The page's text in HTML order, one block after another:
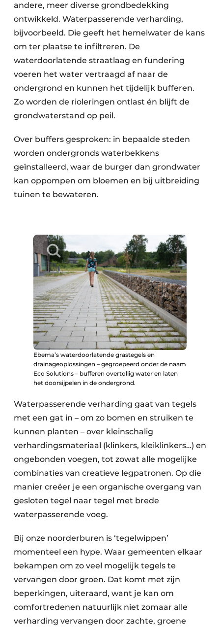
andere, meer diverse grondbedekking
ontwikkeld. Waterpasserende verharding,
bijvoorbeeld. Die geeft het hemelwater de kans
om ter plaatse te infiltreren. De
waterdoorlatende straatlaag en fundering
voeren het water vertraagd af naar de
ondergrond en kunnen het tijdelijk bufferen.
Zo worden de rioleringen ontlast én blijft de
grondwaterstand op peil.
Over buffers gesproken: in bepaalde steden
worden ondergronds waterbekkens
geïnstalleerd, waar de burger dan grondwater
kan oppompen om bloemen en bij uitbreiding
tuinen te bewateren.
Ebema’s waterdoorlatende grastegels en
drainageoplossingen – gegroepeerd onder de naam
Eco Solutions – bufferen overtollig water en laten
het doorsijpelen in de ondergrond.
Waterpasserende verharding gaat van tegels
met een gat in – om zo bomen en struiken te
kunnen planten – over kleinschalig
verhardingsmateriaal (klinkers, kleiklinkers…) en
ongebonden voegen, tot zowat alle mogelijke
combinaties van creatieve legpatronen. Op die
manier creëer je een organische overgang van
gesloten tegel naar tegel met brede
waterpasserende voeg.
Bij onze noorderburen is ‘tegelwippen’
momenteel een hype. Waar gemeenten elkaar
bekampen om zo veel mogelijk tegels te
vervangen door groen. Dat komt met zijn
beperkingen, uiteraard, want je kan om
comfortredenen natuurlijk niet zomaar alle
verharding vervangen door zachte, groene